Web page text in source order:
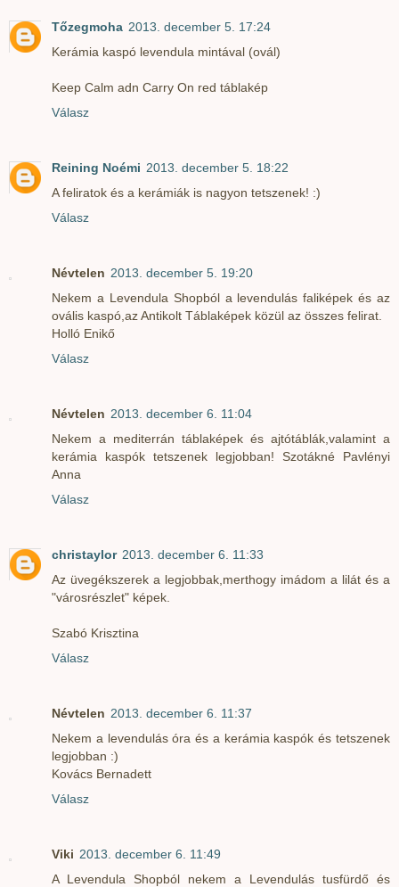
Tőzegmoha 2013. december 5. 17:24
Kerámia kaspó levendula mintával (ovál)
Keep Calm adn Carry On red táblakép
Válasz
Reining Noémi 2013. december 5. 18:22
A feliratok és a kerámiák is nagyon tetszenek! :)
Válasz
Névtelen 2013. december 5. 19:20
Nekem a Levendula Shopból a levendulás faliképek és az
ovális kaspó,az Antikolt Táblaképek közül az összes felirat.
Holló Enikő
Válasz
Névtelen 2013. december 6. 11:04
Nekem a mediterrán táblaképek és ajtótáblák,valamint a
kerámia kaspók tetszenek legjobban! Szotákné Pavlényi
Anna
Válasz
christaylor 2013. december 6. 11:33
Az üvegékszerek a legjobbak,merthogy imádom a lilát és a
"városrészlet" képek.
Szabó Krisztina
Válasz
Névtelen 2013. december 6. 11:37
Nekem a levendulás óra és a kerámia kaspók és tetszenek
legjobban :)
Kovács Bernadett
Válasz
Viki 2013. december 6. 11:49
A Levendula Shopból nekem a Levendulás tusfürdő és